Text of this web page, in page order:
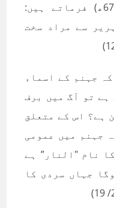
حافظ نووی رحمہ اللہ (676ھ) فرماتے ہیں:
سے مراد سخت
جہنم کے اسماء
ہے تو آگ میں برف
ہے؟ اس کے متعلق
جہنم میں عمومی
نام "النار” ہے
جہاں سردی کا